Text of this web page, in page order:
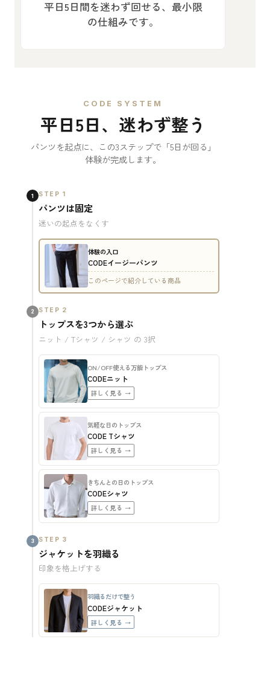
平日5日間を迷わず回せる、最小限
の仕組みです。
CODE SYSTEM
平日5日、迷わず整う
パンツを起点に、この3ステップで「5日が回る」
体験が完成します。
1 STEP 1
パンツは固定
迷いの起点をなくす
体験の入口
CODEイージーパンツ
このページで紹介している商品
2 STEP 2
トップスを3つから選ぶ
ニット / Tシャツ / シャツ の 3択
ON/OFF使える万能トップス
CODEニット
詳しく見る →
気軽な日のトップス
CODE Tシャツ
詳しく見る →
きちんとの日のトップス
CODEシャツ
詳しく見る →
3 STEP 3
ジャケットを羽織る
印象を格上げする
羽織るだけで整う
CODEジャケット
詳しく見る →